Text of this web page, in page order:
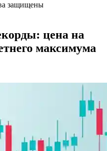
защищены
цена на
максимума